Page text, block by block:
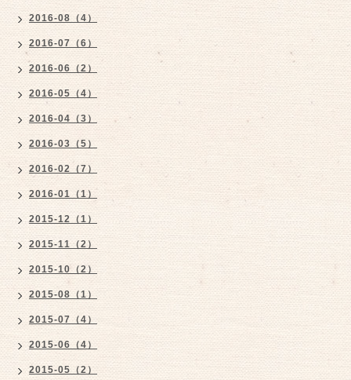
2016-08（4）
2016-07（6）
2016-06（2）
2016-05（4）
2016-04（3）
2016-03（5）
2016-02（7）
2016-01（1）
2015-12（1）
2015-11（2）
2015-10（2）
2015-08（1）
2015-07（4）
2015-06（4）
2015-05（2）